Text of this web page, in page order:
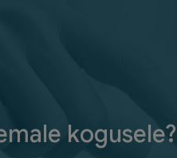
kogusele?